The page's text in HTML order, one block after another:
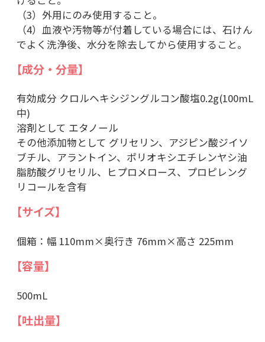
（3）外用にのみ使用すること。
（4）血液や汚物等が付着している場合には、石けん
でよく洗浄後、水分を除去してから使用すること。
【成分・分量】
有効成分 クロルヘキシジングルコン酸塩0.2g(100mL
中)
溶剤として エタノール
その他添加物として グリセリン、アジピン酸ジイソ
ブチル、アラントイン、ポリオキシエチレンヤシ油
脂肪酸グリセリル、ヒプロメロース、プロピレング
リコールを含有
【サイズ】
個箱：幅 110mm×奥行き 76mm×高さ 225mm
【容量】
500mL
【吐出量】